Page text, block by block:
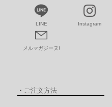
LINE Instagram
メルマガジーヌ!
・ ご注文方法